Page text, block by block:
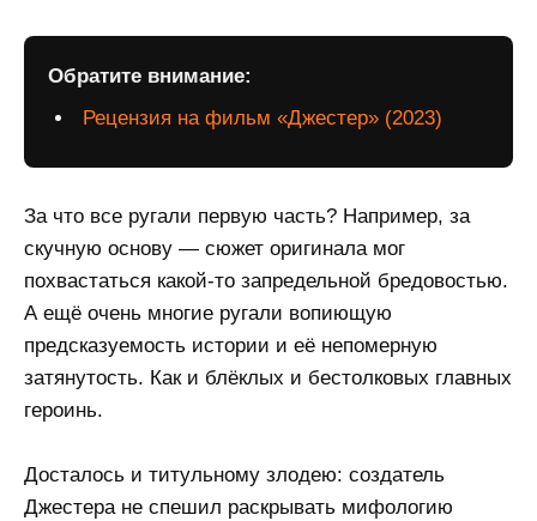
Обратите внимание:
Рецензия на фильм «Джестер» (2023)
За что все ругали первую часть? Например, за
скучную основу — сюжет оригинала мог
похвастаться какой-то запредельной бредовостью.
А ещё очень многие ругали вопиющую
предсказуемость истории и её непомерную
затянутость. Как и блёклых и бестолковых главных
героинь.
Досталось и титульному злодею: создатель
Джестера не спешил раскрывать мифологию